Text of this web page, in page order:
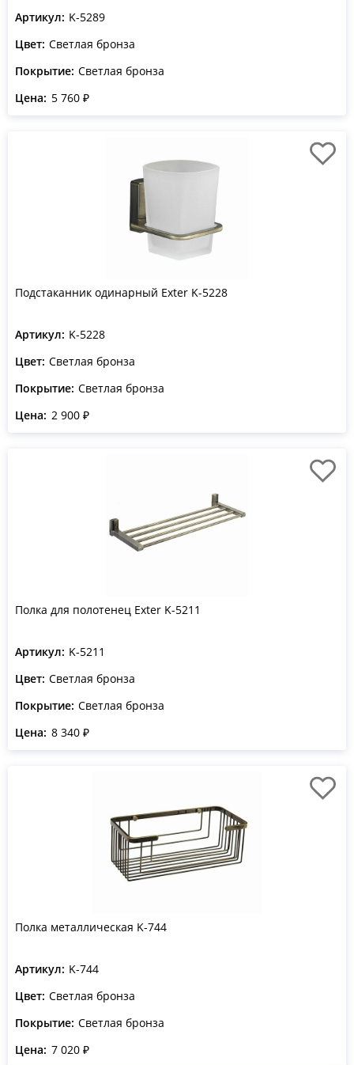
Артикул: K-5289
Цвет: Светлая бронза
Покрытие: Светлая бронза
Цена: 5 760 ₽
Подстаканник одинарный Exter K-5228
Артикул: K-5228
Цвет: Светлая бронза
Покрытие: Светлая бронза
Цена: 2 900 ₽
Полка для полотенец Exter K-5211
Артикул: K-5211
Цвет: Светлая бронза
Покрытие: Светлая бронза
Цена: 8 340 ₽
Полка металлическая K-744
Артикул: K-744
Цвет: Светлая бронза
Покрытие: Светлая бронза
Цена: 7 020 ₽